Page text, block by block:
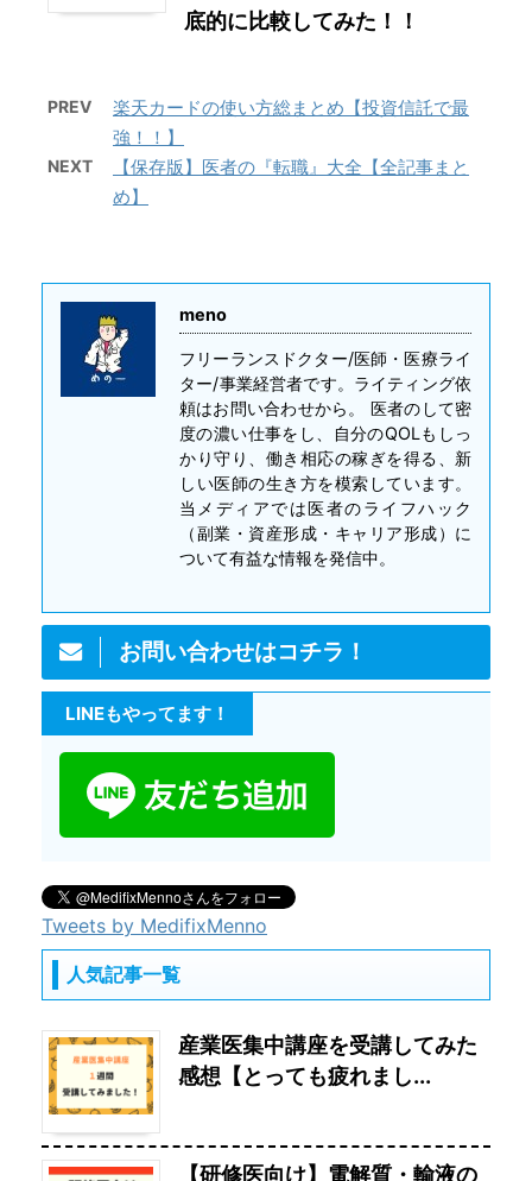
底的に比較してみた！！
PREV
楽天カードの使い方総まとめ【投資信託で最
強！！】
NEXT
【保存版】医者の『転職』大全【全記事まと
め】
meno
フリーランスドクター/医師・医療ライ
ター/事業経営者です。ライティング依
頼はお問い合わせから。 医者のして密
度の濃い仕事をし、自分のQOLもしっ
かり守り、働き相応の稼ぎを得る、新
しい医師の生き方を模索しています。
当メディアでは医者のライフハック
（副業・資産形成・キャリア形成）に
ついて有益な情報を発信中。
お問い合わせはコチラ！
LINEもやってます！
Tweets by MedifixMenno
人気記事一覧
産業医集中講座を受講してみた
感想【とっても疲れまし...
【研修医向け】電解質・輸液の